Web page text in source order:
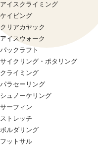
アイスクライミング
ケイビング
クリアカヤック
アイスウォーク
パックラフト
サイクリング・ポタリング
クライミング
パラセーリング
シュノーケリング
サーフィン
ストレッチ
ボルダリング
フットサル